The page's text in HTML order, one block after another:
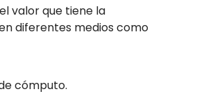
valor que tiene la
diferentes medios como
cómputo.